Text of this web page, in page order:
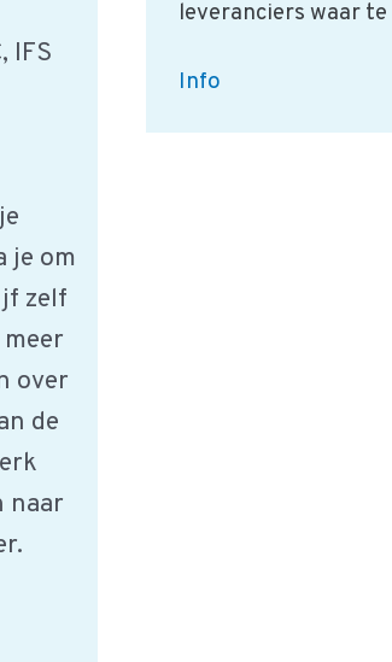
IFS
je om
zelf
over
de
naar
leveranciers waar
De
Info